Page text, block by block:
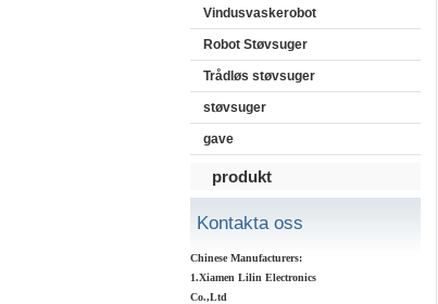
Vindusvaskerobot
Robot Støvsuger
Trådløs støvsuger
støvsuger
gave
produkt
Kontakta oss
Chinese Manufacturers:
1.Xiamen Lilin Electronics
Co.,Ltd